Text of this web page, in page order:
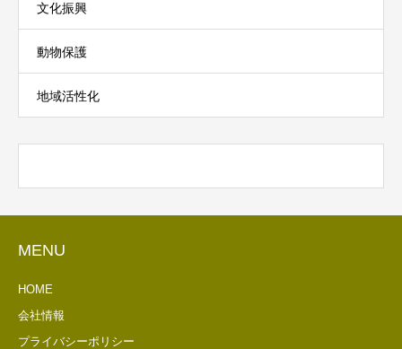
文化振興
動物保護
地域活性化
MENU
HOME
会社情報
プライバシーポリシー